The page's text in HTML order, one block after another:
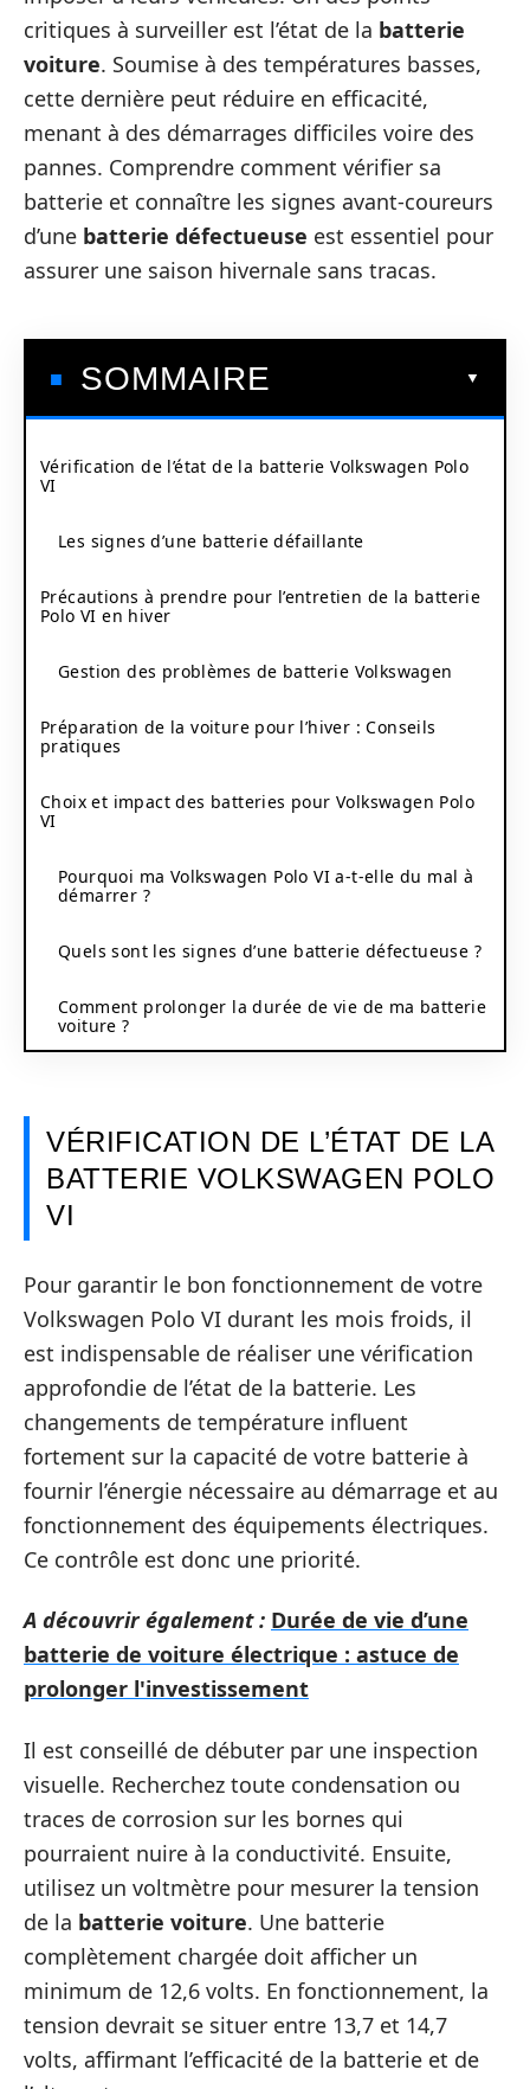
critiques à surveiller est l’état de la batterie
voiture. Soumise à des températures basses,
cette dernière peut réduire en efficacité,
menant à des démarrages difficiles voire des
pannes. Comprendre comment vérifier sa
batterie et connaître les signes avant-coureurs
d’une batterie défectueuse est essentiel pour
assurer une saison hivernale sans tracas.
SOMMAIRE
Vérification de l’état de la batterie Volkswagen Polo
VI
Les signes d’une batterie défaillante
Précautions à prendre pour l’entretien de la batterie
Polo VI en hiver
Gestion des problèmes de batterie Volkswagen
Préparation de la voiture pour l’hiver : Conseils
pratiques
Choix et impact des batteries pour Volkswagen Polo
VI
Pourquoi ma Volkswagen Polo VI a-t-elle du mal à
démarrer ?
Quels sont les signes d’une batterie défectueuse ?
Comment prolonger la durée de vie de ma batterie
voiture ?
VÉRIFICATION DE L’ÉTAT DE LA
BATTERIE VOLKSWAGEN POLO
VI
Pour garantir le bon fonctionnement de votre
Volkswagen Polo VI durant les mois froids, il
est indispensable de réaliser une vérification
approfondie de l’état de la batterie. Les
changements de température influent
fortement sur la capacité de votre batterie à
fournir l’énergie nécessaire au démarrage et au
fonctionnement des équipements électriques.
Ce contrôle est donc une priorité.
A découvrir également : Durée de vie d’une
batterie de voiture électrique : astuce de
prolonger l'investissement
Il est conseillé de débuter par une inspection
visuelle. Recherchez toute condensation ou
traces de corrosion sur les bornes qui
pourraient nuire à la conductivité. Ensuite,
utilisez un voltmètre pour mesurer la tension
de la batterie voiture. Une batterie
complètement chargée doit afficher un
minimum de 12,6 volts. En fonctionnement, la
tension devrait se situer entre 13,7 et 14,7
volts, affirmant l’efficacité de la batterie et de